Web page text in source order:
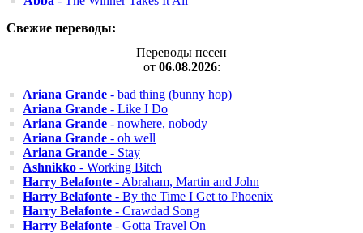
Свежие переводы:
Переводы песен
от 06.08.2026:
Ariana Grande - bad thing (bunny hop)
Ariana Grande - Like I Do
Ariana Grande - nowhere, nobody
Ariana Grande - oh well
Ariana Grande - Stay
Ashnikko - Working Bitch
Harry Belafonte - Abraham, Martin and John
Harry Belafonte - By the Time I Get to Phoenix
Harry Belafonte - Crawdad Song
Harry Belafonte - Gotta Travel On